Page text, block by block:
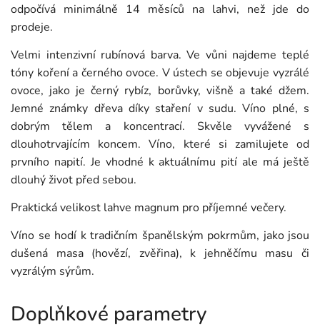
odpočívá minimálně 14 měsíců na lahvi, než jde do
prodeje.
Velmi intenzivní rubínová barva. Ve vůni najdeme teplé
tóny koření a černého ovoce. V ústech se objevuje vyzrálé
ovoce, jako je černý rybíz, borůvky, višně a také džem.
Jemné známky dřeva díky staření v sudu. Víno plné, s
dobrým tělem a koncentrací. Skvěle vyvážené s
dlouhotrvajícím koncem. Víno, které si zamilujete od
prvního napití. Je vhodné k aktuálnímu pití ale má ještě
dlouhý život před sebou.
Praktická velikost lahve magnum pro příjemné večery.
Víno se hodí k tradičním španělským pokrmům, jako jsou
dušená masa (hovězí, zvěřina), k jehněčímu masu či
vyzrálým sýrům.
Doplňkové parametry